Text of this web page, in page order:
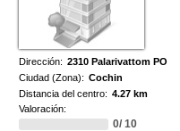
Dirección: 2310 Palarivattom PO
Ciudad (Zona): Cochin
Distancia del centro: 4.27 km
Valoración:
0/ 10